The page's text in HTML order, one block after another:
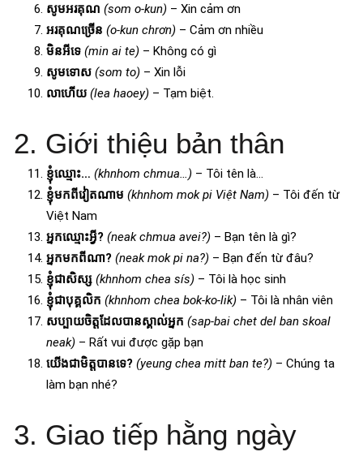
សូមអរគុណ (som o-kun) – Xin cảm ơn
អរគុណច្រើន (o-kun chrơn) – Cảm ơn nhiều
មិនអីទេ (min ai te) – Không có gì
សូមទោស (som to) – Xin lỗi
លាហើយ (lea haoey) – Tạm biệt.
2. Giới thiệu bản thân
ខ្ញុំឈ្មោះ… (khnhom chmua…) – Tôi tên là…
ខ្ញុំមកពីវៀតណាម (khnhom mok pi Việt Nam) – Tôi đến từ
Việt Nam
អ្នកឈ្មោះអ្វី? (neak chmua avei?) – Bạn tên là gì?
អ្នកមកពីណា? (neak mok pi na?) – Bạn đến từ đâu?
ខ្ញុំជាសិស្ស (khnhom chea sís) – Tôi là học sinh
ខ្ញុំជាបុគ្គលិក (khnhom chea bok-ko-lik) – Tôi là nhân viên
សប្បាយចិត្តដែលបានស្គាល់អ្នក (sap-bai chet del ban skoal
neak) – Rất vui được gặp bạn
យើងជាមិត្តបានទេ? (yeung chea mitt ban te?) – Chúng ta
làm bạn nhé?
3. Giao tiếp hằng ngày